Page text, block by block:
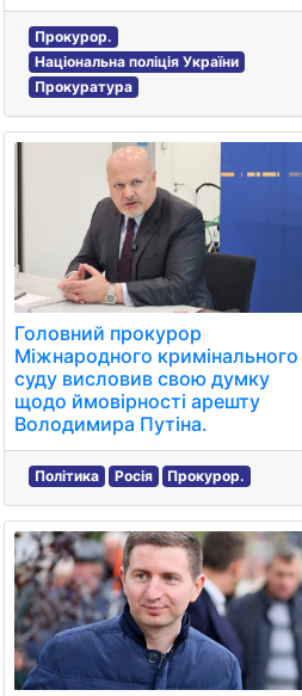
Прокурор.
Національна поліція України
Прокуратура
Головний прокурор
Міжнародного кримінального
суду висловив свою думку
щодо ймовірності арешту
Володимира Путіна.
Політика Росія Прокурор.